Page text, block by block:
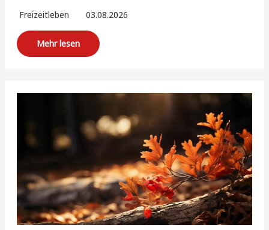
Freizeitleben 03.08.2026
Mehr lesen